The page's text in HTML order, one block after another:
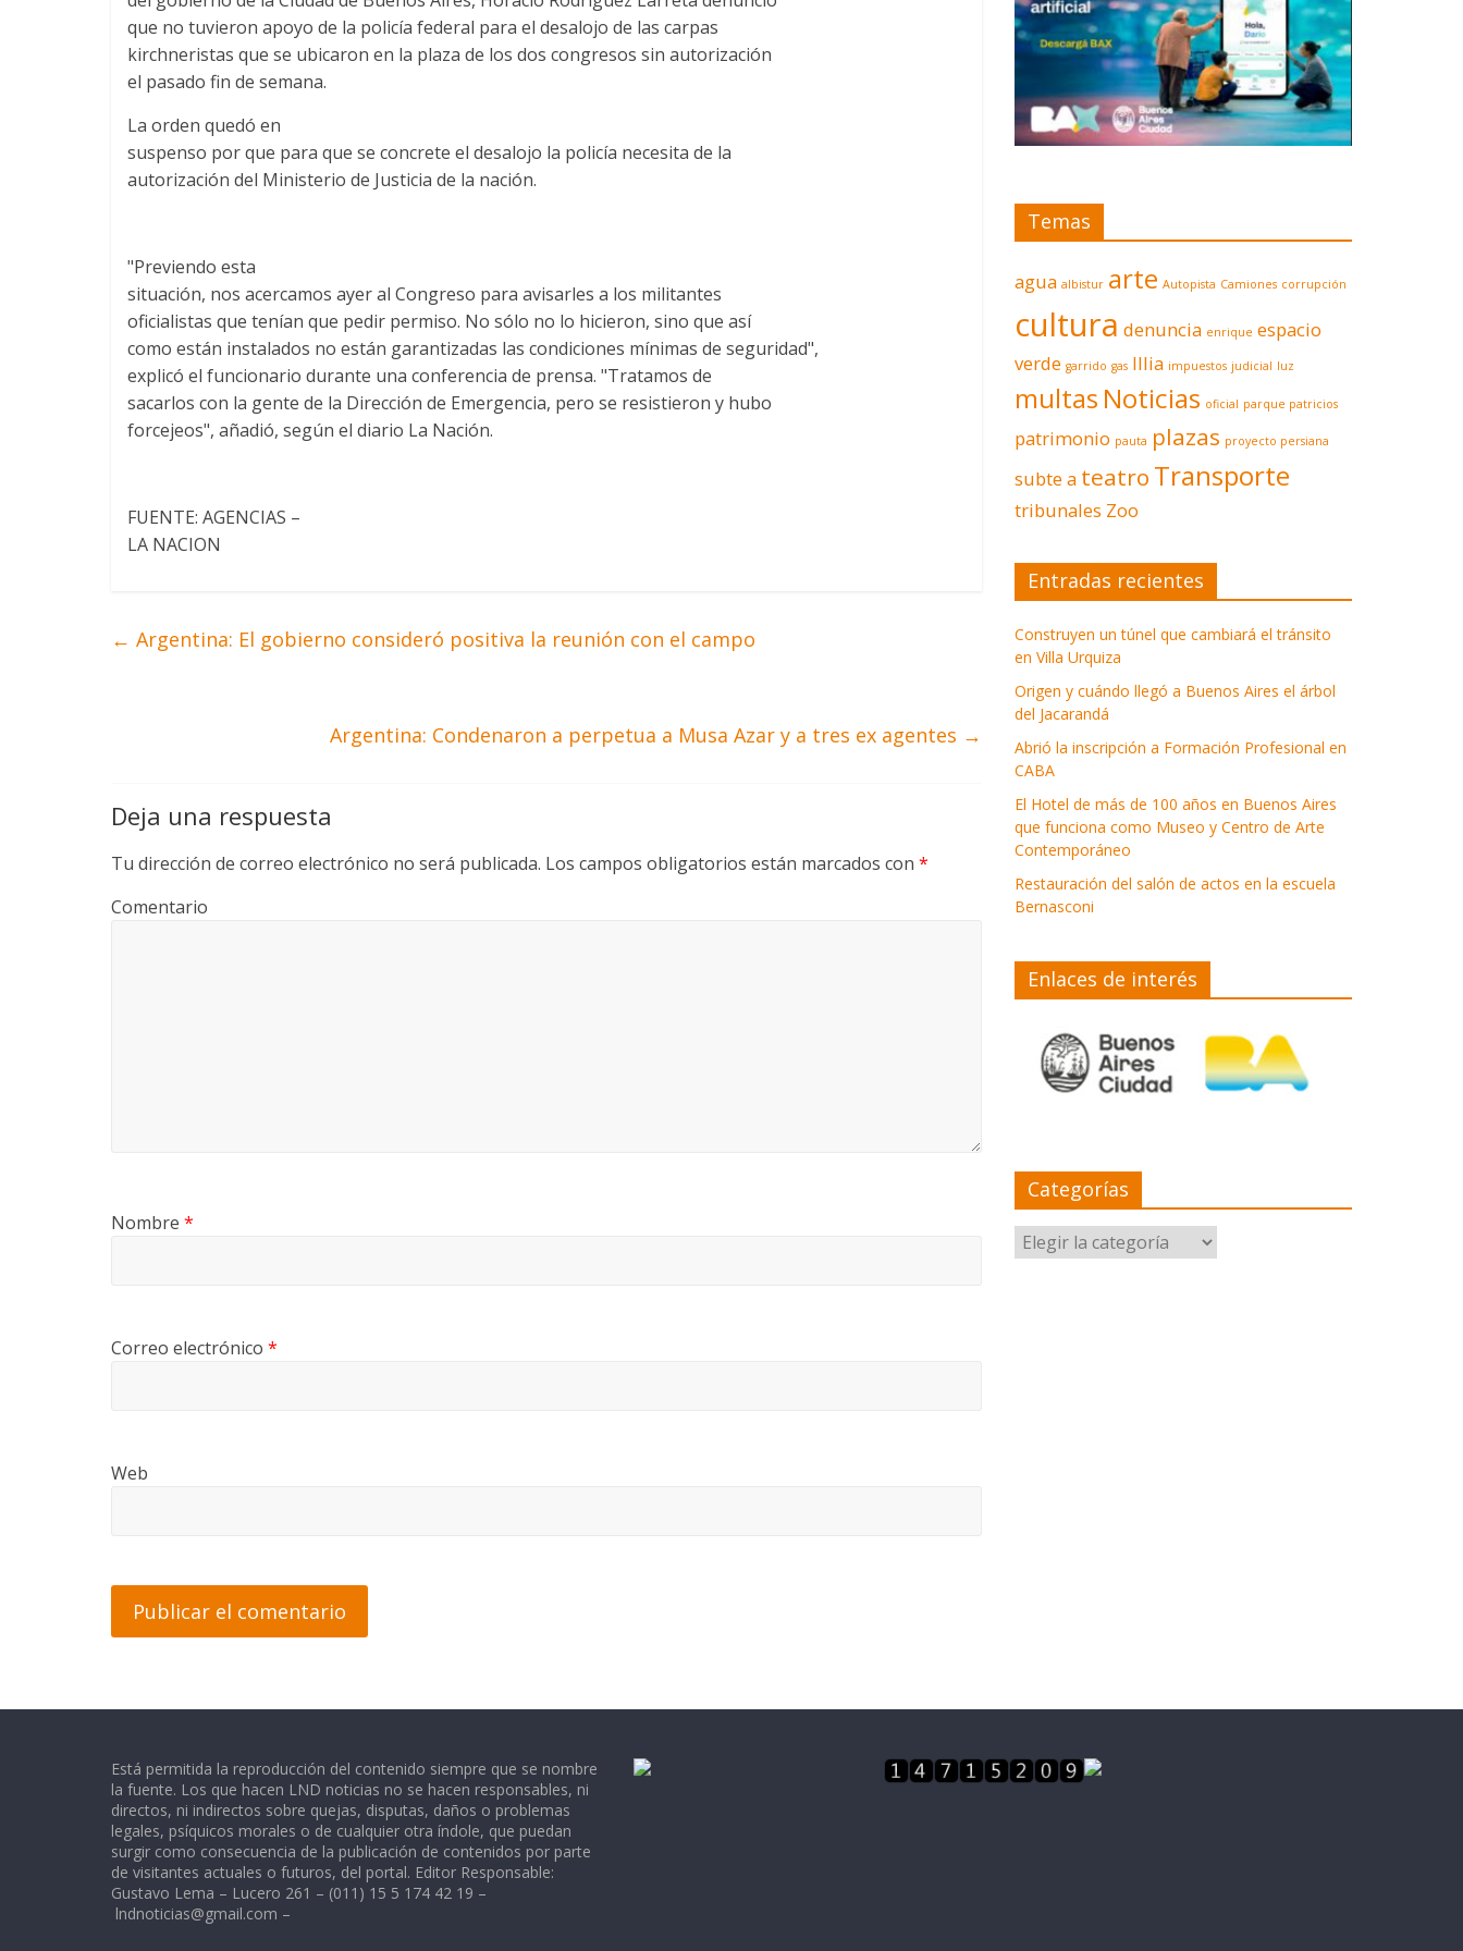
que no tuvieron apoyo de la policía federal para el desalojo de las carpas
kirchneristas que se ubicaron en la plaza de los dos congresos sin autorización
el pasado fin de semana.
La orden quedó en
suspenso por que para que se concrete el desalojo la policía necesita de la
autorización del Ministerio de Justicia de la nación.
"Previendo esta
situación, nos acercamos ayer al Congreso para avisarles a los militantes
oficialistas que tenían que pedir permiso. No sólo no lo hicieron, sino que así
como están instalados no están garantizadas las condiciones mínimas de seguridad",
explicó el funcionario durante una conferencia de prensa. "Tratamos de
sacarlos con la gente de la Dirección de Emergencia, pero se resistieron y hubo
forcejeos", añadió, según el diario La Nación.
FUENTE: AGENCIAS –
LA NACION
← Argentina: El gobierno consideró positiva la reunión con el campo
Argentina: Condenaron a perpetua a Musa Azar y a tres ex agentes →
Deja una respuesta
Tu dirección de correo electrónico no será publicada. Los campos obligatorios están marcados con *
Comentario
Nombre *
Correo electrónico *
Web
Temas
agua albistur arte Autopista Camiones corrupción
cultura denuncia enrique espacio
verde garrido gas Illia impuestos judicial luz
multas Noticias oficial parque patricios
patrimonio pauta plazas proyecto persiana
subte a teatro Transporte
tribunales Zoo
Entradas recientes
Construyen un túnel que cambiará el tránsito
en Villa Urquiza
Origen y cuándo llegó a Buenos Aires el árbol
del Jacarandá
Abrió la inscripción a Formación Profesional en
CABA
El Hotel de más de 100 años en Buenos Aires
que funciona como Museo y Centro de Arte
Contemporáneo
Restauración del salón de actos en la escuela
Bernasconi
Enlaces de interés
Categorías
Categorías
Está permitida la reproducción del contenido siempre que se nombre
la fuente. Los que hacen LND noticias no se hacen responsables, ni
directos, ni indirectos sobre quejas, disputas, daños o problemas
legales, psíquicos morales o de cualquier otra índole, que puedan
surgir como consecuencia de la publicación de contenidos por parte
de visitantes actuales o futuros, del portal. Editor Responsable:
Gustavo Lema – Lucero 261 – (011) 15 5 174 42 19 –
lndnoticias@gmail.com –